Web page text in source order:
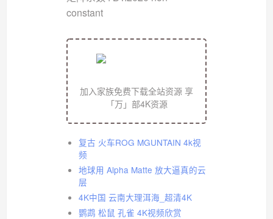
constant
加入家族免费下载全站资源 享
「万」部4K资源
复古 火车ROG MGUNTAIN 4k视
频
地球用 Alpha Matte 放大逼真的云
层
4K中国 云南大理洱海_超清4K
鹦鹉 松鼠 孔雀 4K视频欣赏